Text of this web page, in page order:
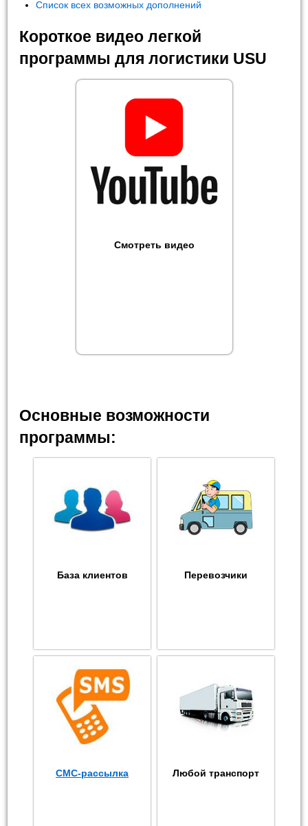
Список всех возможных дополнений
Короткое видео легкой
программы для логистики USU
Смотреть видео
Основные возможности
программы:
База клиентов Перевозчики
СМС-рассылка Любой транспорт